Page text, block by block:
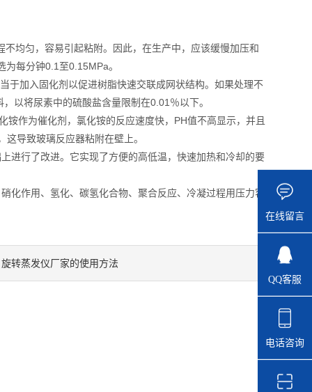
匀，容易引起粘附。因此，在生产中，应该缓慢加压和
每分钟0.1至0.15MPa。
加入固化剂以促进树脂快速交联成网状结构。如果处理不
以将尿素中的硫酸盐含量限制在0.01％以下。
为催化剂，氯化铵的反应速度快，PH值不高显示，并且
导致玻璃反应器粘附在壁上。
行了改进。它实现了方便的高低温，快速加热和冷却的要
作用、氢化、碳氢化合物、聚合反应、冷凝过程用压力容
旋转蒸发仪厂家的使用方法
在线留言
QQ客服
电话咨询